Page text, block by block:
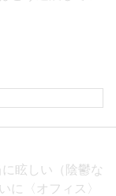
眩しい（陰鬱な
に〈オフィス〉